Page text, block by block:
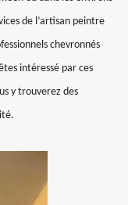
de l’artisan peintre
chevronnés
intéressé par ces
y trouverez des